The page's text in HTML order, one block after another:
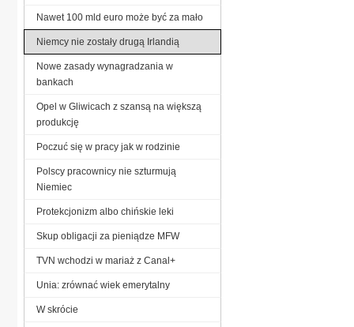
Nawet 100 mld euro może być za mało
Niemcy nie zostały drugą Irlandią
Nowe zasady wynagradzania w
bankach
Opel w Gliwicach z szansą na większą
produkcję
Poczuć się w pracy jak w rodzinie
Polscy pracownicy nie szturmują
Niemiec
Protekcjonizm albo chińskie leki
Skup obligacji za pieniądze MFW
TVN wchodzi w mariaż z Canal+
Unia: zrównać wiek emerytalny
W skrócie